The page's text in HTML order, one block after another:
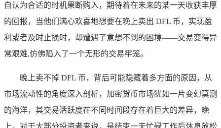
自认为合适的时机果断购入，期待着在未来的某一天收获丰厚
的回报，当他们满心欢喜地想要在晚上卖出 DFL 币，实现盈
利或者及时止损时，却遭遇了意想不到的困境——交易变得异
常艰难,仿佛陷入了一个无形的交易牢笼。
晚上卖不掉 DFL 币，背后可能隐藏着多方面的原因，从
市场流动性的角度深入剖析，加密货币市场犹如一片变幻莫测
的海洋，其交易活跃度在不同时间段存在着巨大的差异，晚
上，对于大部分投资者来说，是结束一天忙碌工作后休息放松